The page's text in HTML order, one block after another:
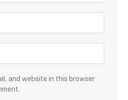
and website in this browser